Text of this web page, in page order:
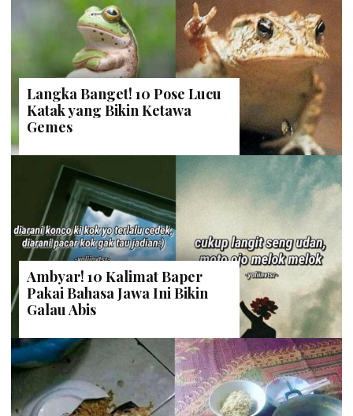
Langka Banget! 10 Pose Lucu
Katak yang Bikin Ketawa
Gemes
Ambyar! 10 Kalimat Baper
Pakai Bahasa Jawa Ini Bikin
Galau Abis